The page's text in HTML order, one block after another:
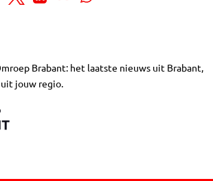
Brabant: het laatste nieuws uit Brabant,
jouw regio.